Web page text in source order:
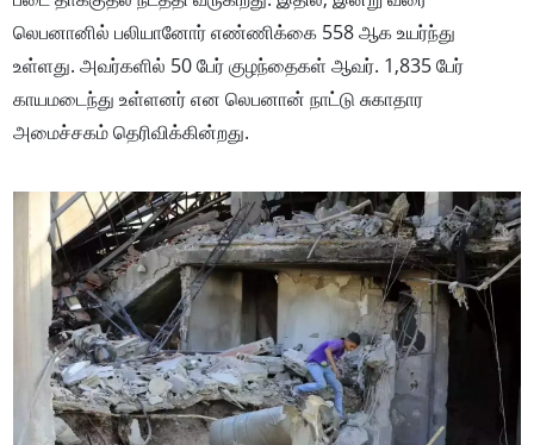
லெபனானில் பலியானோர் எண்ணிக்கை 558 ஆக உயர்ந்து
உள்ளது. அவர்களில் 50 பேர் குழந்தைகள் ஆவர். 1,835 பேர்
காயமடைந்து உள்ளனர் என லெபனான் நாட்டு சுகாதார
அமைச்சகம் தெரிவிக்கின்றது.